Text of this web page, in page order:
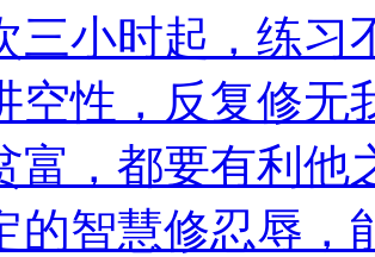
三小时起，练习
空性，反复修无
富，都要有利他
的智慧修忍辱，